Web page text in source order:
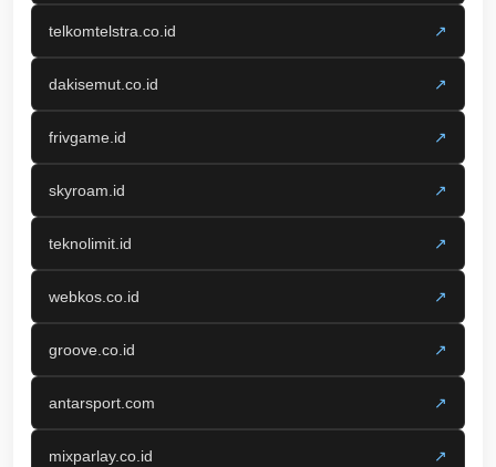
telkomtelstra.co.id ↗
dakisemut.co.id ↗
frivgame.id ↗
skyroam.id ↗
teknolimit.id ↗
webkos.co.id ↗
groove.co.id ↗
antarsport.com ↗
mixparlay.co.id ↗